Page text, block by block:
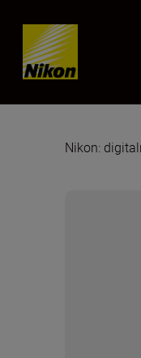
Skip content
Nikon: